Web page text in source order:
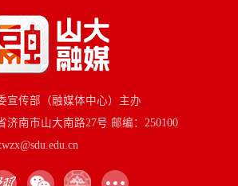
宣传部（融媒体中心）主办
济南市山大南路27号 邮编：250100